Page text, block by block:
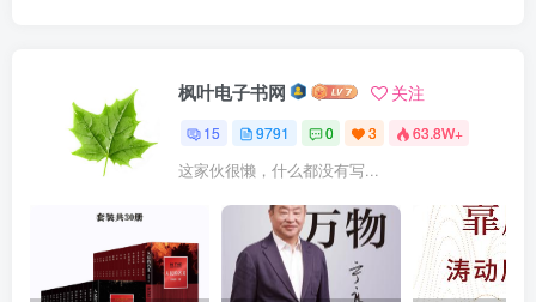
枫叶电子书网 关注
15 9791 0 3 63.8W+
这家伙很懒，什么都没有写...